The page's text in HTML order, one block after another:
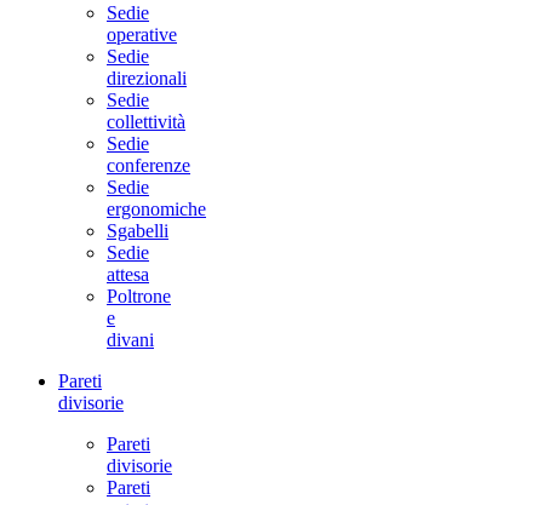
Sedie
operative
Sedie
direzionali
Sedie
collettività
Sedie
conferenze
Sedie
ergonomiche
Sgabelli
Sedie
attesa
Poltrone
e
divani
Pareti
divisorie
Pareti
divisorie
Pareti